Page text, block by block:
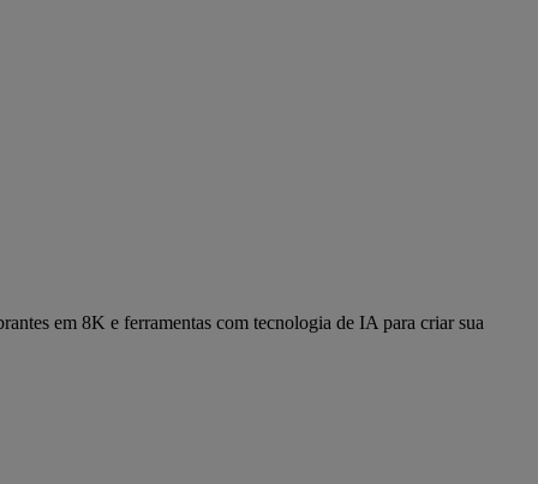
em 8K e ferramentas com tecnologia de IA para criar sua